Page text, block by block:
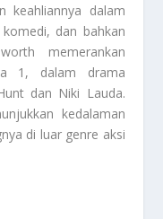
keahliannya dalam
dan bahkan
memerankan
1, dalam drama
dan Niki Lauda.
kedalaman
di luar genre aksi